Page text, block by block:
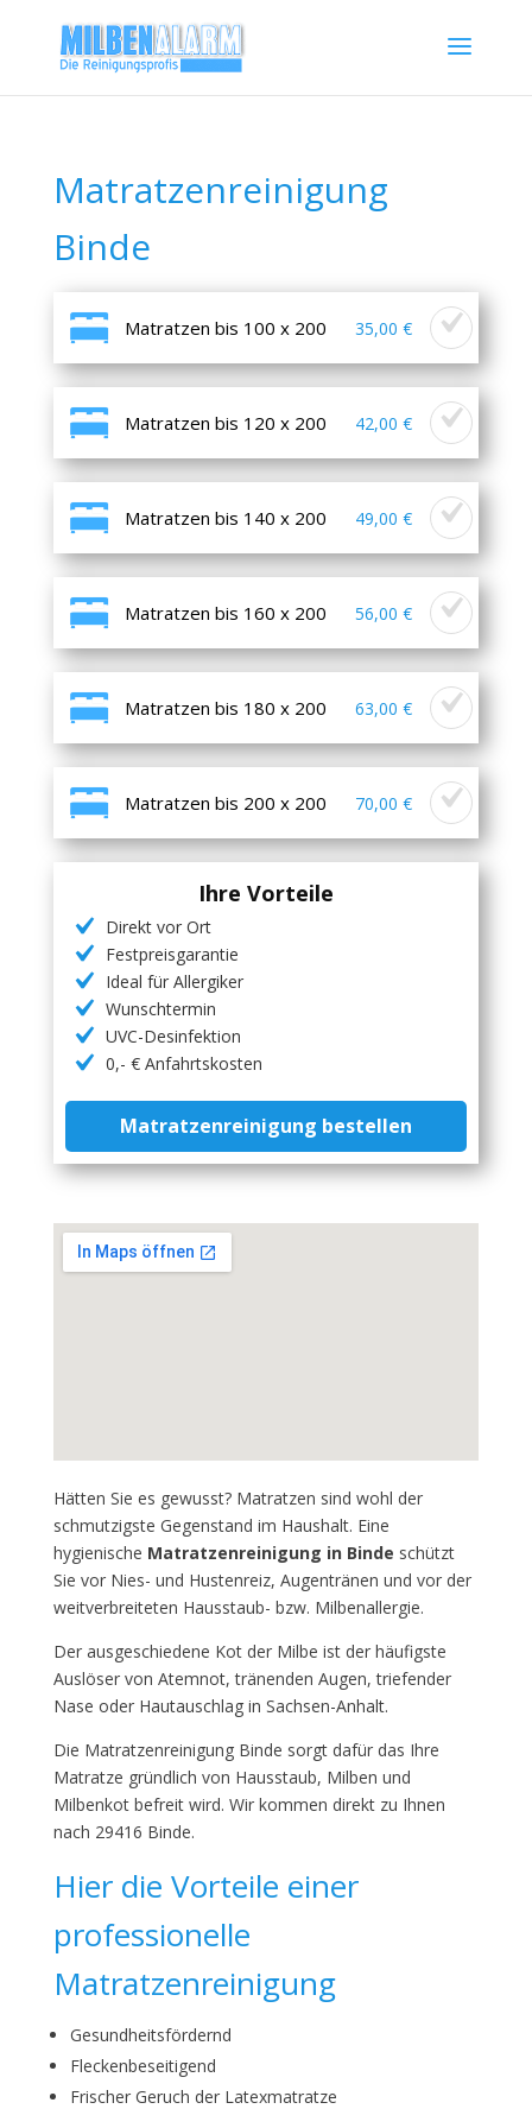
Matratzenreinigung
Binde
Matratzen bis 100 x 200 35,00 €
Matratzen bis 120 x 200 42,00 €
Matratzen bis 140 x 200 49,00 €
Matratzen bis 160 x 200 56,00 €
Matratzen bis 180 x 200 63,00 €
Matratzen bis 200 x 200 70,00 €
Ihre Vorteile
Direkt vor Ort
Festpreisgarantie
Ideal für Allergiker
Wunschtermin
UVC-Desinfektion
0,- € Anfahrtskosten
Matratzenreinigung bestellen
Hätten Sie es gewusst? Matratzen sind wohl der
schmutzigste Gegenstand im Haushalt. Eine
hygienische Matratzenreinigung in Binde schützt
Sie vor Nies- und Hustenreiz, Augentränen und vor der
weitverbreiteten Hausstaub- bzw. Milbenallergie.
Der ausgeschiedene Kot der Milbe ist der häufigste
Auslöser von Atemnot, tränenden Augen, triefender
Nase oder Hautauschlag in Sachsen-Anhalt.
Die Matratzenreinigung Binde sorgt dafür das Ihre
Matratze gründlich von Hausstaub, Milben und
Milbenkot befreit wird. Wir kommen direkt zu Ihnen
nach 29416 Binde.
Hier die Vorteile einer
professionelle
Matratzenreinigung
Gesundheitsfördernd
Fleckenbeseitigend
Frischer Geruch der Latexmatratze